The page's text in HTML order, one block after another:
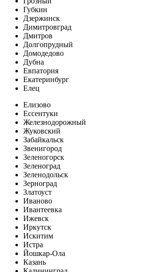
Губкин
Дзержинск
Димитровград
Дмитров
Долгопрудный
Домодедово
Дубна
Евпатория
Екатеринбург
Елец
Елизово
Ессентуки
Железнодорожный
Жуковский
Забайкальск
Звенигород
Зеленогорск
Зеленоград
Зеленодольск
Зерноград
Златоуст
Иваново
Ивантеевка
Ижевск
Иркутск
Искитим
Истра
Йошкар-Ола
Казань